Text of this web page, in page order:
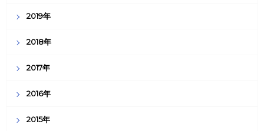
2019年
2018年
2017年
2016年
2015年